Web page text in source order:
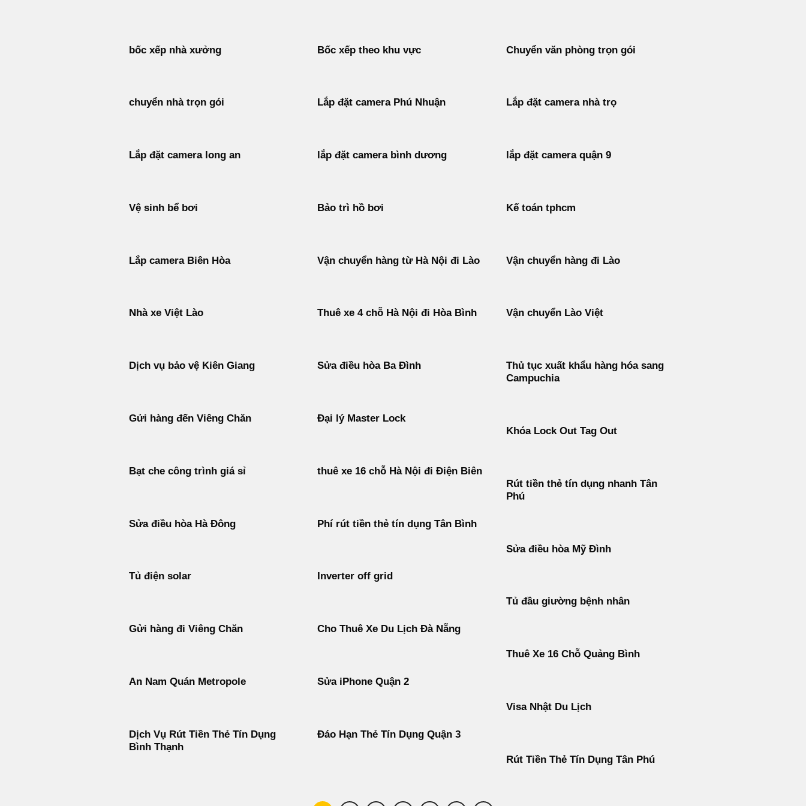
bốc xếp nhà xưởng Bốc xếp theo khu vực Chuyển văn phòng trọn gói
chuyển nhà trọn gói Lắp đặt camera Phú Nhuận Lắp đặt camera nhà trọ
Lắp đặt camera long an lắp đặt camera bình dương lắp đặt camera quận 9
Vệ sinh bể bơi Bảo trì hồ bơi Kế toán tphcm
Lắp camera Biên Hòa Vận chuyển hàng từ Hà Nội đi Lào Vận chuyển hàng đi Lào
Nhà xe Việt Lào Thuê xe 4 chỗ Hà Nội đi Hòa Bình Vận chuyển Lào Việt
Dịch vụ bảo vệ Kiên Giang Sửa điều hòa Ba Đình
Thủ tục xuất khẩu hàng hóa sang
Campuchia
Gửi hàng đến Viêng Chăn
Đại lý Master Lock
Khóa Lock Out Tag Out
Bạt che công trình giá sỉ
thuê xe 16 chỗ Hà Nội đi Điện Biên
Rút tiền thẻ tín dụng nhanh Tân
Phú
Sửa điều hòa Hà Đông Phí rút tiền thẻ tín dụng Tân Bình
Sửa điều hòa Mỹ Đình
Tủ điện solar Inverter off grid
Tủ đầu giường bệnh nhân
Gửi hàng đi Viêng Chăn Cho Thuê Xe Du Lịch Đà Nẵng
Thuê Xe 16 Chỗ Quảng Bình
An Nam Quán Metropole Sửa iPhone Quận 2
Visa Nhật Du Lịch
Dịch Vụ Rút Tiền Thẻ Tín Dụng
Bình Thạnh
Đáo Hạn Thẻ Tín Dụng Quận 3
Rút Tiền Thẻ Tín Dụng Tân Phú